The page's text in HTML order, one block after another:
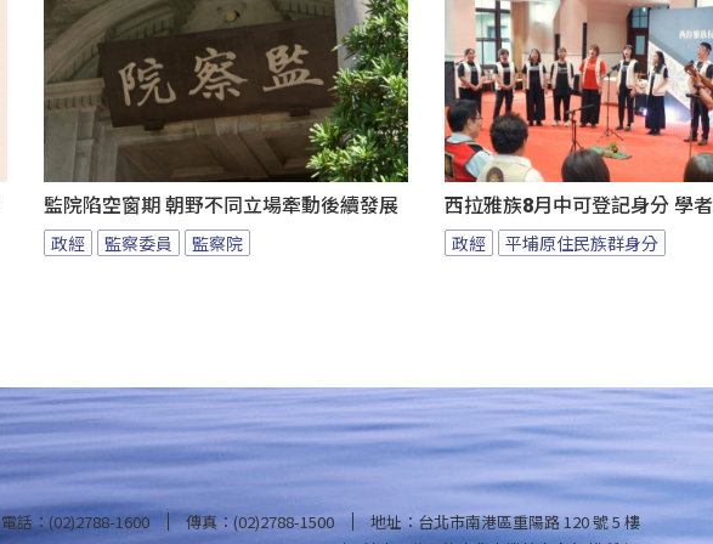
監院陷空窗期 朝野不同立場牽動後續發展
政經 監察委員 監察院
西拉雅族8月中可登記身分 學
政經 平埔原住民族群身分
電話：(02)2788-1600 傳真：(02)2788-1500
地址：台北市南港區重陽路 120 號 5 樓